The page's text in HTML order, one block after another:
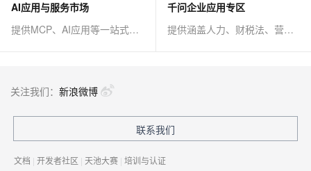
AI应用与服务市场
提供MCP、AI应用等一站式AI解决方案
千问企业应用专区
提供涵盖人力、财税法、营销、客服等AI方案
关注我们： 新浪微博
联系我们
文档 | 开发者社区 | 天池大赛 | 培训与认证